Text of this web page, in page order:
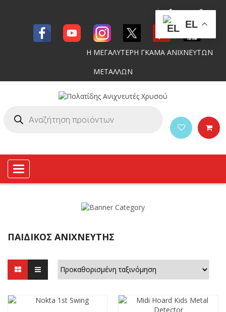
Η ΜΕΓΑΛΥΤΕΡΗ ΓΚΑΜΑ ΑΝΙΧΝΕΥΤΩΝ
ΜΕΤΑΛΛΩΝ
Toggle
navigation
ΠΑΙΔΙΚΌΣ ΑΝΙΧΝΕΥΤΉΣ
EL